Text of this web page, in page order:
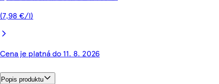
(7,98 €/l)
Cena je platná do 11. 8. 2026
Popis produktu